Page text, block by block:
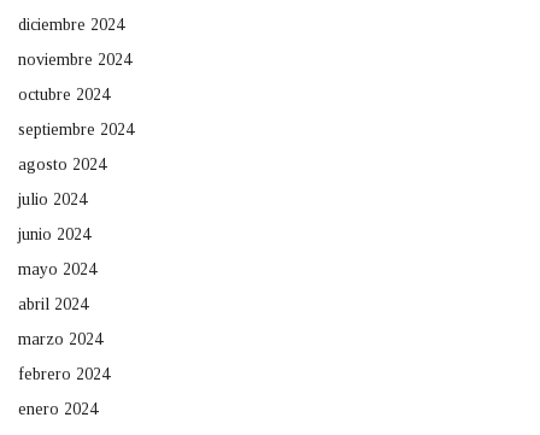
diciembre 2024
noviembre 2024
octubre 2024
septiembre 2024
agosto 2024
julio 2024
junio 2024
mayo 2024
abril 2024
marzo 2024
febrero 2024
enero 2024